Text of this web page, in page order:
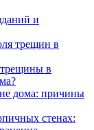
и
трещин в
в
дома: причины
стенах: